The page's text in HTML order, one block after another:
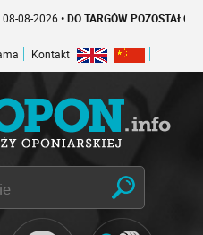
2026• DO TARGÓW POZOSTAŁO -1 DNI
Kontakt